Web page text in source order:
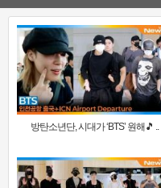
방탄소년단, 시대가 ‘BTS’ 원해🎵 ..